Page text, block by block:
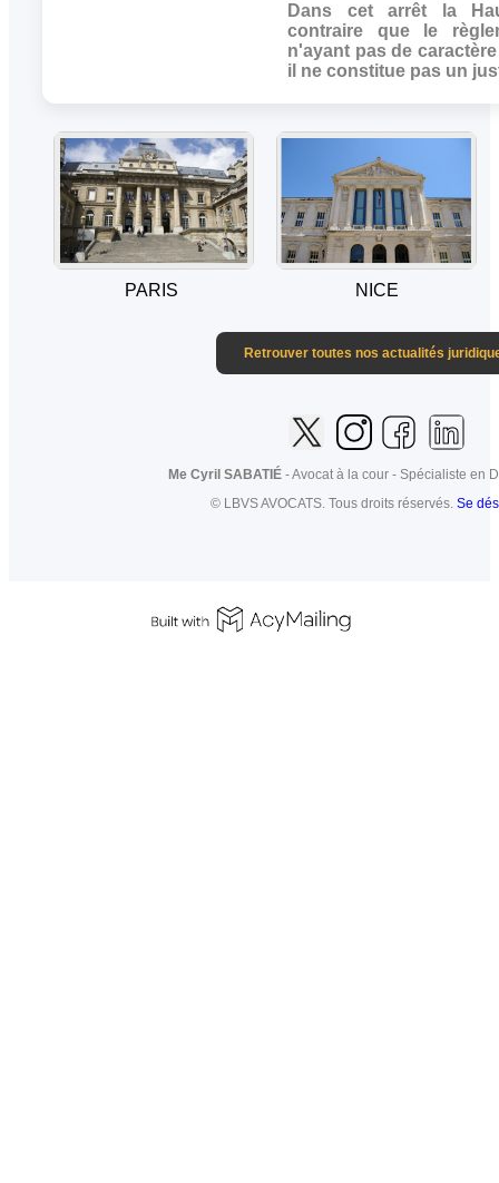
Dans cet arrêt la
contraire que le
n'ayant pas de
il ne constitue pas un
PARIS NICE
Retrouver toutes nos actualités
Me Cyril SABATIÉ - Avocat à la cour - Spécialiste en
© LBVS AVOCATS. Tous droits réservés. Se